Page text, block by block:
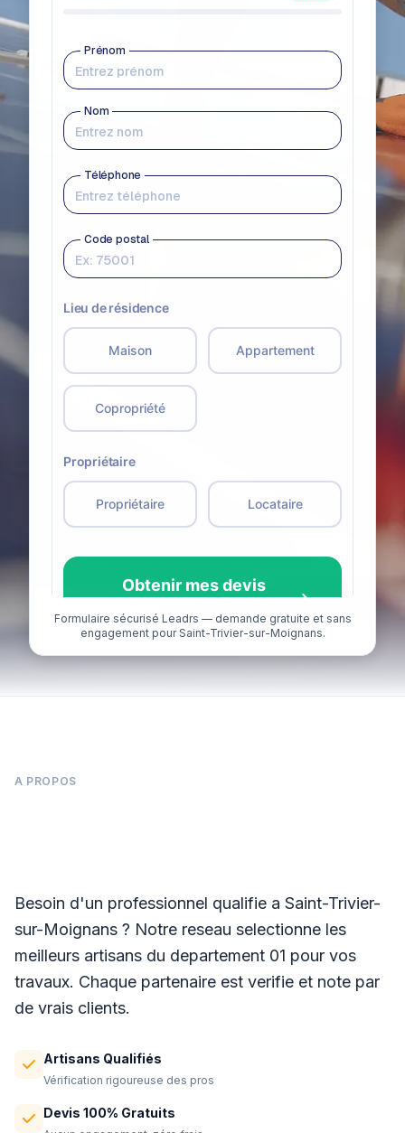
Formulaire sécurisé Leadrs — demande gratuite et sans
engagement pour Saint-Trivier-sur-Moignans.
A PROPOS
Besoin d'un professionnel qualifie a Saint-Trivier-
sur-Moignans ? Notre reseau selectionne les
meilleurs artisans du departement 01 pour vos
travaux. Chaque partenaire est verifie et note par
de vrais clients.
Artisans Qualifiés
Vérification rigoureuse des pros
Devis 100% Gratuits